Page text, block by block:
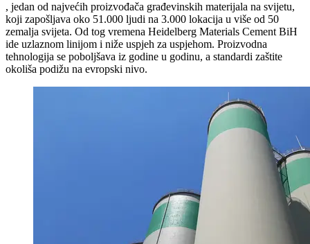
, jedan od najvećih proizvođača građevinskih materijala na svijetu,
koji zapošljava oko 51.000 ljudi na 3.000 lokacija u više od 50
zemalja svijeta. Od tog vremena Heidelberg Materials Cement BiH
ide uzlaznom linijom i niže uspjeh za uspjehom. Proizvodna
tehnologija se poboljšava iz godine u godinu, a standardi zaštite
okoliša podižu na evropski nivo.